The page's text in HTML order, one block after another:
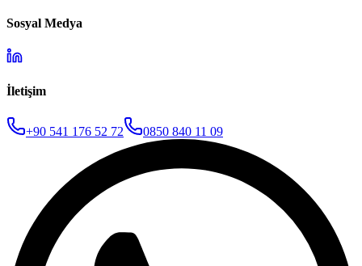
Sosyal Medya
İletişim
+90 541 176 52 72 0850 840 11 09